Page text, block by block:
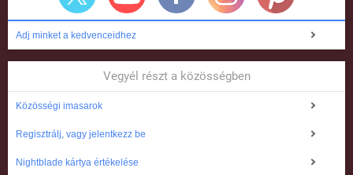
Adj minket a kedvenceidhez
Vegyél részt a közösségben
Közösségi imasarok
Regisztrálj, vagy jelentkezz be
Nightblade kártya értékelése